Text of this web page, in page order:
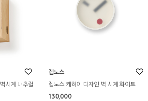
시계
렘노스
렘노스 카브드 A 벽시계
141,000